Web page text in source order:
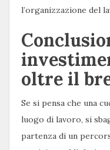
l’organizzazione del
oltre il
Se si pensa che una
luogo di lavoro, si
partenza di un